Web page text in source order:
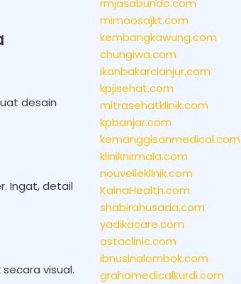
desain
Ingat, detail
visual.
rmjasabundo.com
mimoosajkt.com
kembangkawung.com
chungiwa.com
ikanbakarcianjur.com
kpjisehat.com
mitrasehatklinik.com
kpbanjar.com
kemanggisanmedical.com
kliniknirmala.com
nouvelleklinik.com
KainaHealth.com
shabirahusada.com
yadikacare.com
astaclinic.com
ibnusinalombok.com
grahamedicalkurdi.com